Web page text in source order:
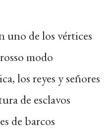
uno de los vértices
modo
los reyes y señores
de esclavos
de barcos